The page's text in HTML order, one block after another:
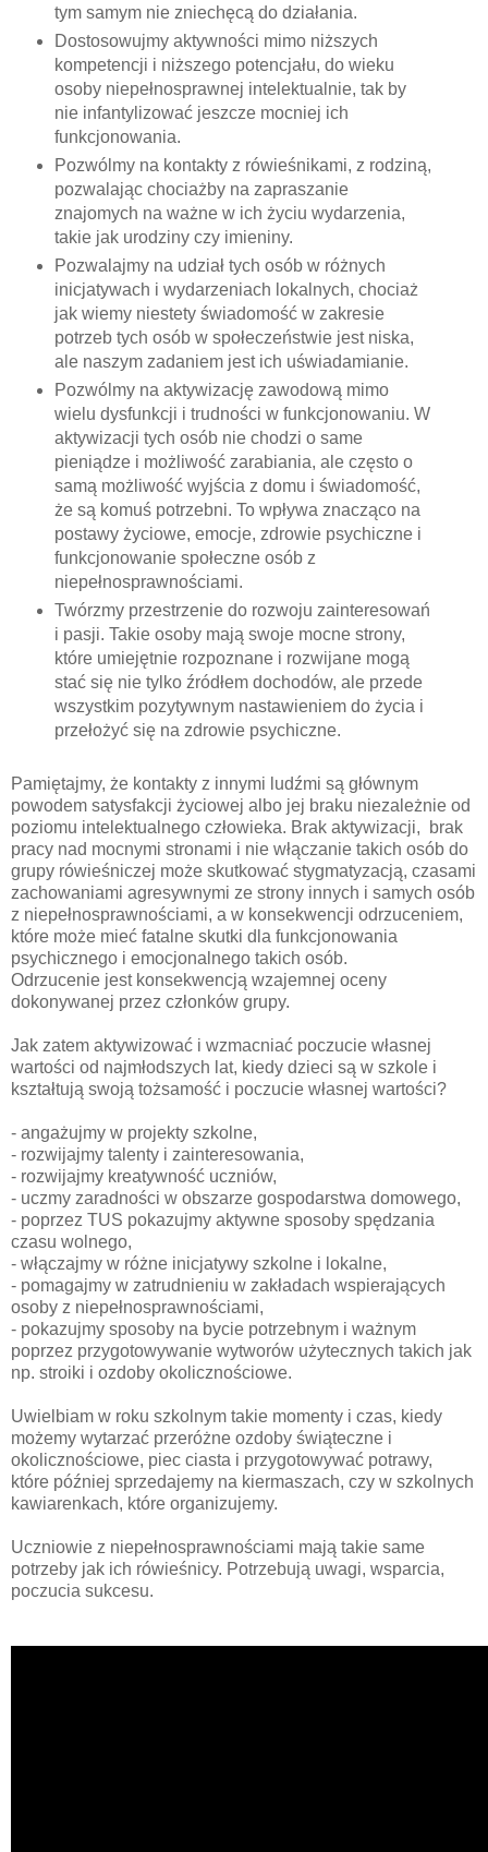
tym samym nie zniechęcą do działania.
Dostosowujmy aktywności mimo niższych
kompetencji i niższego potencjału, do wieku
osoby niepełnosprawnej intelektualnie, tak by
nie infantylizować jeszcze mocniej ich
funkcjonowania.
Pozwólmy na kontakty z rówieśnikami, z rodziną,
pozwalając chociażby na zapraszanie
znajomych na ważne w ich życiu wydarzenia,
takie jak urodziny czy imieniny.
Pozwalajmy na udział tych osób w różnych
inicjatywach i wydarzeniach lokalnych, chociaż
jak wiemy niestety świadomość w zakresie
potrzeb tych osób w społeczeństwie jest niska,
ale naszym zadaniem jest ich uświadamianie.
Pozwólmy na aktywizację zawodową mimo
wielu dysfunkcji i trudności w funkcjonowaniu. W
aktywizacji tych osób nie chodzi o same
pieniądze i możliwość zarabiania, ale często o
samą możliwość wyjścia z domu i świadomość,
że są komuś potrzebni. To wpływa znacząco na
postawy życiowe, emocje, zdrowie psychiczne i
funkcjonowanie społeczne osób z
niepełnosprawnościami.
Twórzmy przestrzenie do rozwoju zainteresowań
i pasji. Takie osoby mają swoje mocne strony,
które umiejętnie rozpoznane i rozwijane mogą
stać się nie tylko źródłem dochodów, ale przede
wszystkim pozytywnym nastawieniem do życia i
przełożyć się na zdrowie psychiczne.
Pamiętajmy, że kontakty z innymi ludźmi są głównym
powodem satysfakcji życiowej albo jej braku niezależnie od
poziomu intelektualnego człowieka. Brak aktywizacji, brak
pracy nad mocnymi stronami i nie włączanie takich osób do
grupy rówieśniczej może skutkować stygmatyzacją, czasami
zachowaniami agresywnymi ze strony innych i samych osób
z niepełnosprawnościami, a w konsekwencji odrzuceniem,
które może mieć fatalne skutki dla funkcjonowania
psychicznego i emocjonalnego takich osób.
Odrzucenie jest konsekwencją wzajemnej oceny
dokonywanej przez członków grupy.
Jak zatem aktywizować i wzmacniać poczucie własnej
wartości od najmłodszych lat, kiedy dzieci są w szkole i
kształtują swoją tożsamość i poczucie własnej wartości?
- angażujmy w projekty szkolne,
- rozwijajmy talenty i zainteresowania,
- rozwijajmy kreatywność uczniów,
- uczmy zaradności w obszarze gospodarstwa domowego,
- poprzez TUS pokazujmy aktywne sposoby spędzania
czasu wolnego,
- włączajmy w różne inicjatywy szkolne i lokalne,
- pomagajmy w zatrudnieniu w zakładach wspierających
osoby z niepełnosprawnościami,
- pokazujmy sposoby na bycie potrzebnym i ważnym
poprzez przygotowywanie wytworów użytecznych takich jak
np. stroiki i ozdoby okolicznościowe.
Uwielbiam w roku szkolnym takie momenty i czas, kiedy
możemy wytarzać przeróżne ozdoby świąteczne i
okolicznościowe, piec ciasta i przygotowywać potrawy,
które później sprzedajemy na kiermaszach, czy w szkolnych
kawiarenkach, które organizujemy.
Uczniowie z niepełnosprawnościami mają takie same
potrzeby jak ich rówieśnicy. Potrzebują uwagi, wsparcia,
poczucia sukcesu.